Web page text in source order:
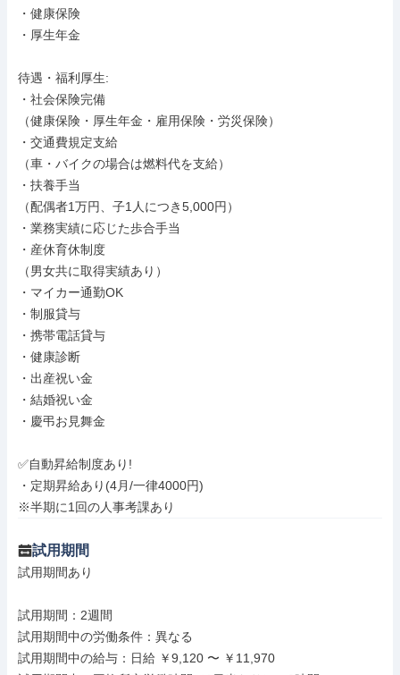
・健康保険
・厚生年金
待遇・福利厚生:
・社会保険完備
（健康保険・厚生年金・雇用保険・労災保険）
・交通費規定支給
（車・バイクの場合は燃料代を支給）
・扶養手当
（配偶者1万円、子1人につき5,000円）
・業務実績に応じた歩合手当
・産休育休制度
（男女共に取得実績あり）
・マイカー通勤OK
・制服貸与
・携帯電話貸与
・健康診断
・出産祝い金
・結婚祝い金
・慶弔お見舞金
✅️自動昇給制度あり!
・定期昇給あり(4月/一律4000円)
※半期に1回の人事考課あり
試用期間
試用期間あり
試用期間：2週間
試用期間中の労働条件：異なる
試用期間中の給与：日給 ￥9,120 〜 ￥11,970